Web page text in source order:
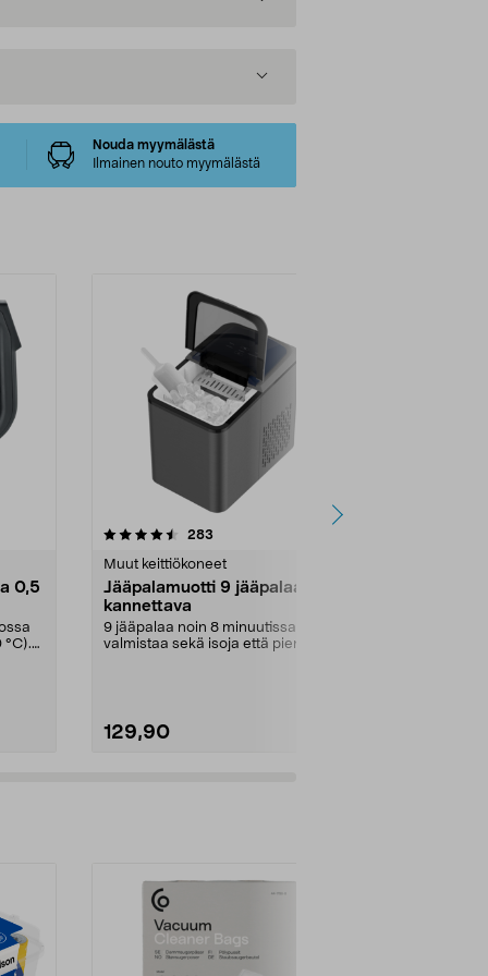
Nouda myymälästä
Ilmainen nouto myymälästä
0,5
283
Muut keittiökoneet
Jääpalamuotti 9 jääpalaa,
kannettava
9 jääpalaa noin 8 minuutissa –
valmistaa sekä isoja että pieniä
129,90
4.0 viidestä